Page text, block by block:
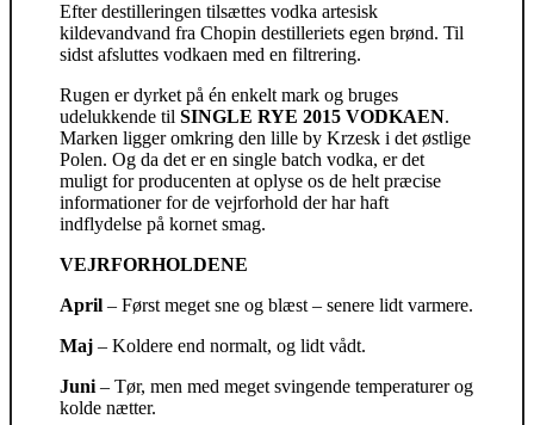
Efter destilleringen tilsættes vodka artesisk
kildevandvand fra Chopin destilleriets egen brønd. Til
sidst afsluttes vodkaen med en filtrering.
Rugen er dyrket på én enkelt mark og bruges
udelukkende til SINGLE RYE 2015 VODKAEN.
Marken ligger omkring den lille by Krzesk i det østlige
Polen. Og da det er en single batch vodka, er det
muligt for producenten at oplyse os de helt præcise
informationer for de vejrforhold der har haft
indflydelse på kornet smag.
VEJRFORHOLDENE
April – Først meget sne og blæst – senere lidt varmere.
Maj – Koldere end normalt, og lidt vådt.
Juni – Tør, men med meget svingende temperaturer og
kolde nætter.